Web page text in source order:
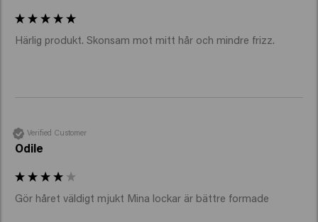
Härlig produkt. Skonsam mot mitt hår och mindre frizz.
Verified Customer
Odile
Gör håret väldigt mjukt Mina lockar är bättre formade